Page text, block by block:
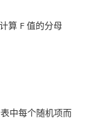
算 F 值的分母
中每个随机项而